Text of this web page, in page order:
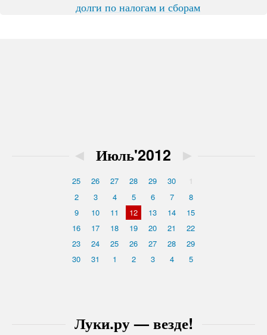
долги по налогам и сборам
Луки.ру — везде!
◄ Июль'2012 ►
25 26 27 28 29 30
1
2
3 4 5 6 7
8
9
10 11 12 13 14
15
16
17 18 19 20 21
22
23
24 25 26 27 28
29
30
31 1 2 3 4 5